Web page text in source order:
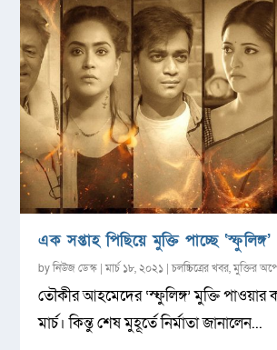
এক সপ্তাহ পিছিয়ে মুক্তি পাচ্ছে ‘স্ফুলিঙ্গ’
byনিউজ ডেস্ক |মার্চ ১৮, ২০২১ |চলচ্চিত্রের খবর,মুক্তির
তৌকীর আহমেদের ‘স্ফুলিঙ্গ’ মুক্তি পাওয়ার
মার্চ। কিন্তু শেষ মুহূর্তে নির্মাতা জানালেন...